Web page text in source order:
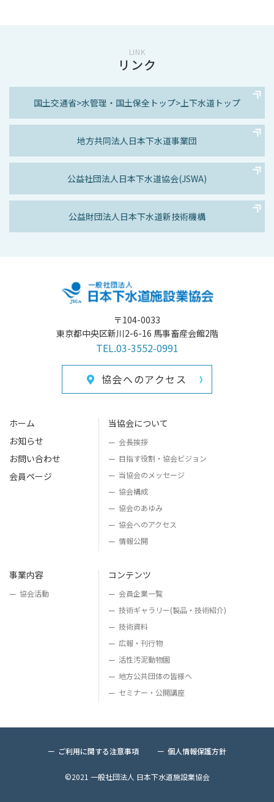
LINK
リンク
国土交通省>水管理・国土保全トップ>上下水道トップ
地方共同法人日本下水道事業団
公益社団法人日本下水道協会(JSWA)
公益財団法人日本下水道新技術機構
〒104-0033
東京都中央区新川2-6-16 馬事畜産会館2階
TEL.03-3552-0991
協会へのアクセス
ホーム
お知らせ
お問い合わせ
会員ページ
当協会について
会長挨拶
目指す役割・協会ビジョン
当協会のメッセージ
協会構成
協会のあゆみ
協会へのアクセス
情報公開
事業内容
協会活動
コンテンツ
会員企業一覧
技術ギャラリー(製品・技術紹介)
技術資料
広報・刊行物
活性汚泥動物園
地方公共団体の皆様へ
セミナー・公開講座
ご利用に関する注意事項 個人情報保護方針
©2021 一般社団法人 日本下水道施設業協会